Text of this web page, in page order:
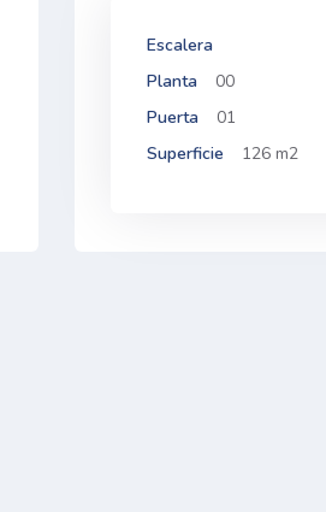
Escalera
Planta
00
Puerta
01
Superficie
126 m2